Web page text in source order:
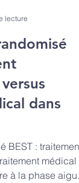
lecture
dans
BEST : traitement
médical
à la phase aigue